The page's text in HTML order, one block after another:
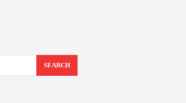
SEARCH